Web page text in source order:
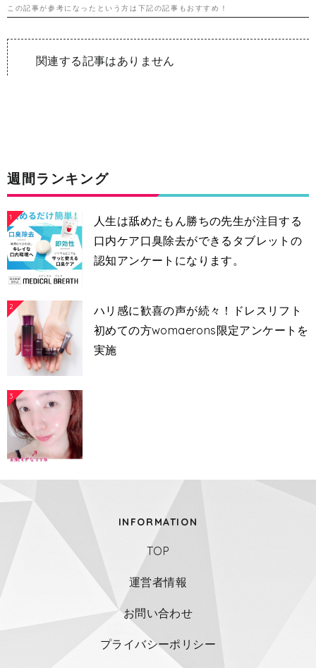
この記事が参考になったという方は下記の記事もおすすめ！
関連する記事はありません
週間ランキング
1
人生は舐めたもん勝ちの先生が注目する
口内ケア口臭除去ができるタブレットの
認知アンケートになります。
2
ハリ感に歓喜の声が続々！ドレスリフト
初めての方womaerons限定アンケートを
実施
3
INFORMATION
TOP
運営者情報
お問い合わせ
プライバシーポリシー